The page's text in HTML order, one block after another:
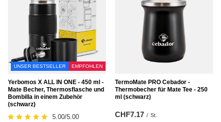
UNSER BESTSELLER EMPFOHLEN
Yerbomos X ALL IN ONE - 450 ml -
Mate Becher, Thermosflasche und
Bombilla in einem Zubehör
(schwarz)
5.00/5.00
TermoMate PRO Cebador -
Thermobecher für Mate Tee - 250
ml (schwarz)
CHF7.17 / St.